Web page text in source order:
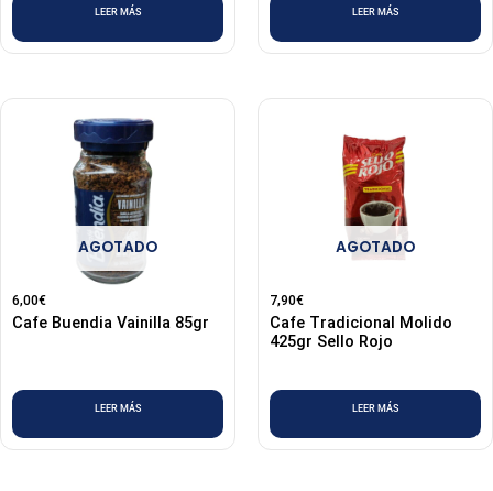
LEER MÁS LEER MÁS
AGOTADO
6,00€
Cafe Buendia Vainilla 85gr
LEER MÁS
AGOTADO
7,90€
Cafe Tradicional Molido
425gr Sello Rojo
LEER MÁS